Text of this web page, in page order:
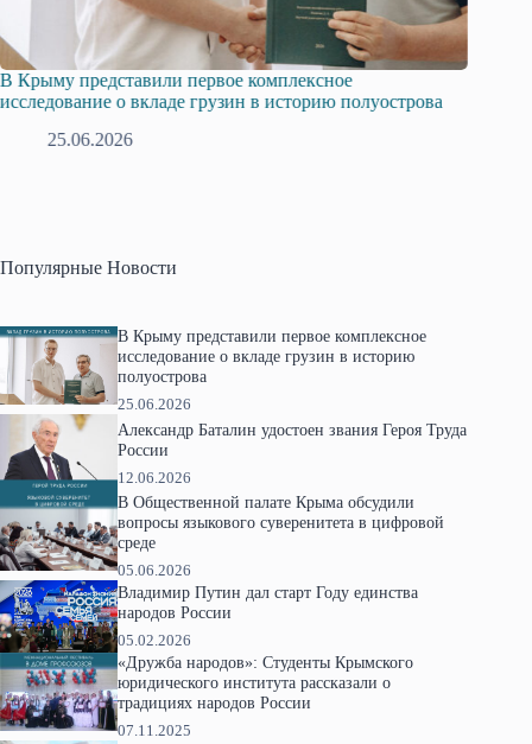
В Крыму представили первое комплексное
исследование о вкладе грузин в историю полуострова
25.06.2026
Популярные Новости
В Крыму представили первое комплексное
исследование о вкладе грузин в историю
полуострова
25.06.2026
Александр Баталин удостоен звания Героя Труда
России
12.06.2026
В Общественной палате Крыма обсудили
вопросы языкового суверенитета в цифровой
среде
05.06.2026
Владимир Путин дал старт Году единства
народов России
05.02.2026
«Дружба народов»: Студенты Крымского
юридического института рассказали о
традициях народов России
07.11.2025